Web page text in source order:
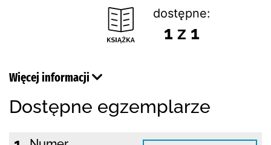
dostępne:
1 z 1
Więcej informacji
Dostępne egzemplarze